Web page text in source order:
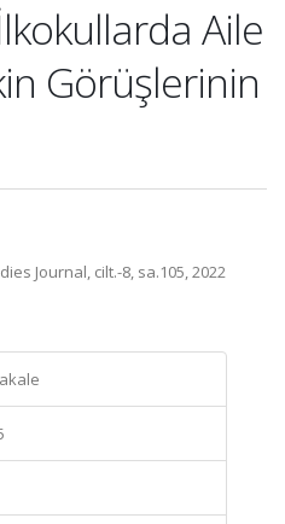
Aile
Görüşlerinin
Journal, cilt.-8, sa.105, 2022